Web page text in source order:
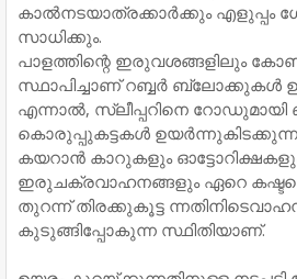
കാൽനടയാത്രക്കാർക്കും എളുപ്പം
സാധിക്കും.
പാളത്തിന്റെ ഇരുവശങ്ങളിലും
സ്ഥാപിച്ചാണ് റബ്ബർ ബ്ലോക്കുകൾ
എന്നാൽ, സ്ലീപ്പറിനെ റോഡുമായി
കൊരുപ്പുകട്ടകൾ
കയറാൻ കാറുകളും
ഇരുചക്രവാഹനങ്ങളും ഏറെ
തുറന്ന് തിരക്കുകൂട്ട
കുടുങ്ങിപ്പോകുന്ന സ്ഥിതിയാണ്.